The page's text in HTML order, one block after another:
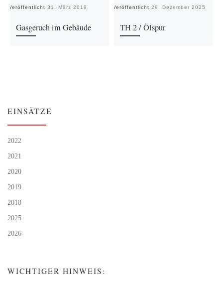
Veröffentlicht 31. März 2019
Gasgeruch im Gebäude
Veröffentlicht 29. Dezember 2025
TH 2 / Ölspur
EINSÄTZE
2022
2021
2020
2019
2018
2025
2026
WICHTIGER HINWEIS: